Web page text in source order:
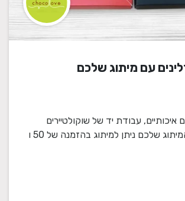
איכותיים, עבודת יד של שוקולטיירים
ישראלים, עם המיתוג שלכם ניתן למיתוג בהזמנה של 50 ו